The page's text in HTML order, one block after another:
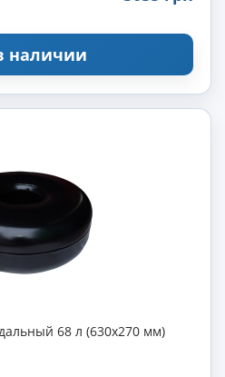
наличии
68 л (630х270 мм)